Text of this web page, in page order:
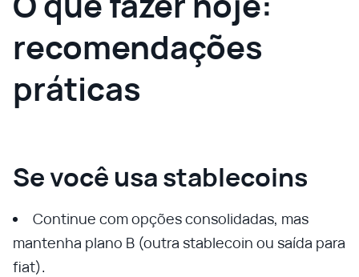
recomendações
práticas
Se você usa stablecoins
Continue com opções consolidadas, mas
mantenha plano B (outra stablecoin ou saída para
fiat).